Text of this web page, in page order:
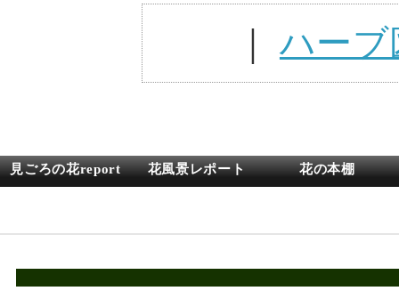
｜ハーブ
見ごろの花report 花風景レポート
花の本棚